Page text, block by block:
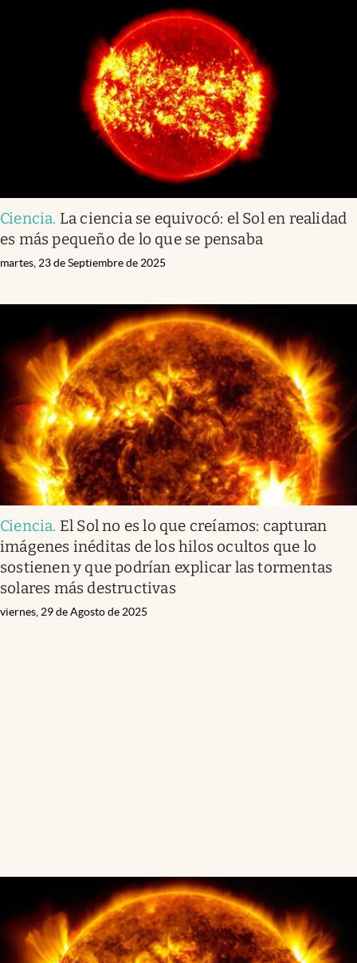
Ciencia. La ciencia se equivocó: el Sol en realidad
es más pequeño de lo que se pensaba
martes, 23 de Septiembre de 2025
Ciencia. El Sol no es lo que creíamos: capturan
imágenes inéditas de los hilos ocultos que lo
sostienen y que podrían explicar las tormentas
solares más destructivas
viernes, 29 de Agosto de 2025